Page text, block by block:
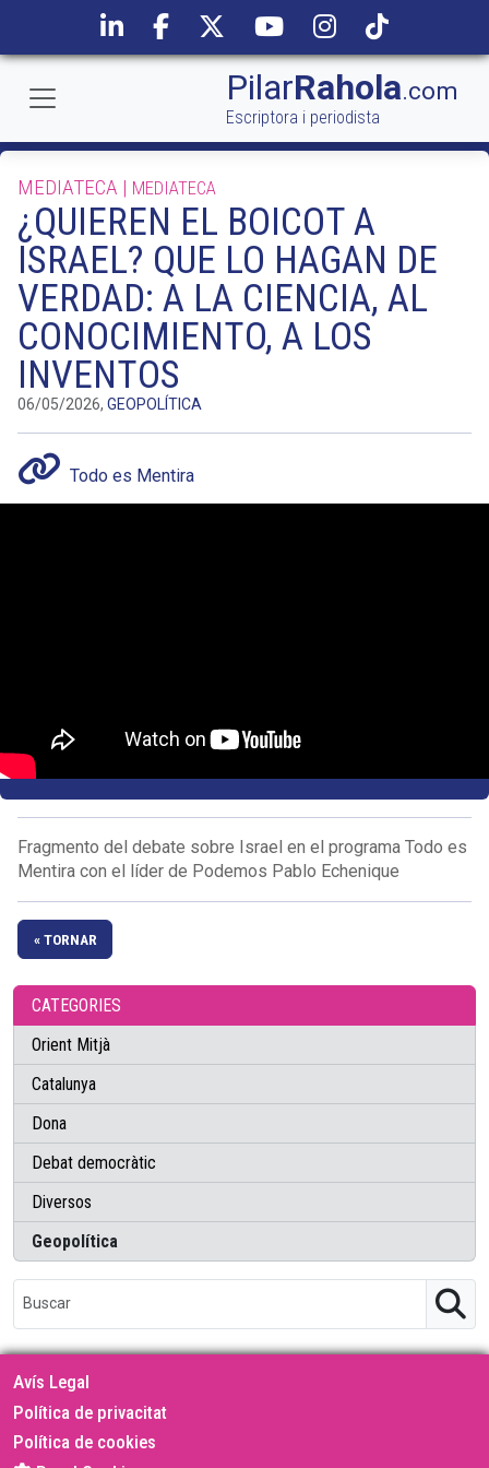
PilarRahola.com
Escriptora i periodista
CATEGORIES
Orient Mitjà
Catalunya
Dona
Debat democràtic
Diversos
Geopolítica
MEDIATECA | MEDIATECA
¿QUIEREN EL BOICOT A
ISRAEL? QUE LO HAGAN DE
VERDAD: A LA CIENCIA, AL
CONOCIMIENTO, A LOS
INVENTOS
06/05/2026, GEOPOLÍTICA
Todo es Mentira
Fragmento del debate sobre Israel en el programa Todo es
Mentira con el líder de Podemos Pablo Echenique
« TORNAR
Avís Legal
Política de privacitat
Política de cookies